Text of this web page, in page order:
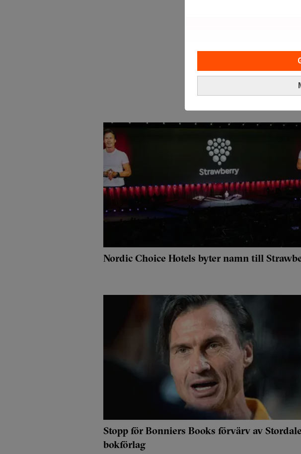
Nordic Choice Hotels byter namn till
Stopp för Bonniers Books förvärv av
bokförlag